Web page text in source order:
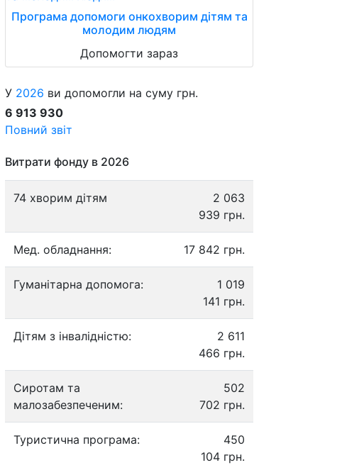
Програма допомоги онкохворим дітям та
молодим людям
Допомогти зараз
У 2026 ви допомогли на суму грн.
6 913 930
Повний звіт
Витрати фонду в 2026
74 хворим дітям
2 063
939 грн.
Мед. обладнання: 17 842 грн.
Гуманітарна допомога:
1 019
141 грн.
Дітям з інвалідністю:
2 611
466 грн.
Сиротам та
малозабезпеченим:
502
702 грн.
Туристична програма:
450
104 грн.